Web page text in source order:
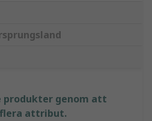
produkter genom att
attribut.